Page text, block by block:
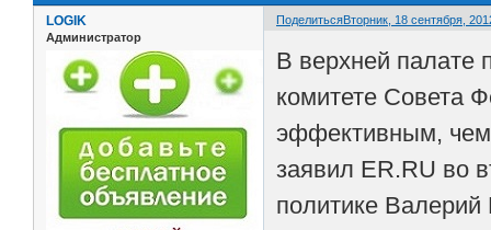
ПоделитьсяВторник, 18 сентября,
LOGIK
Администратор
В верхней палате
комитете Совета
эффективным, чем
заявил ER.RU во
политике Валерий